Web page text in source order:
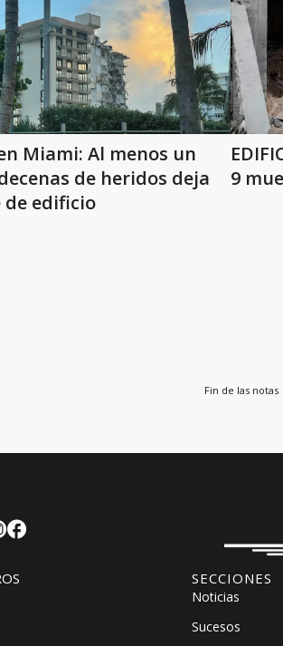
Miami: Al menos un
de heridos deja
edificio
9
Fin de las notas
SECCIONES
Noticias
Sucesos